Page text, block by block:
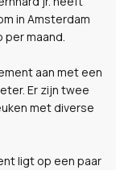
in Amsterdam
per maand.
aan met een
Er zijn twee
met diverse
ligt op een paar